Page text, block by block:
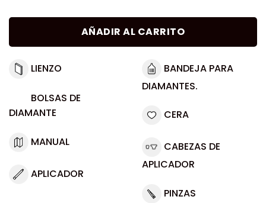
AÑADIR AL CARRITO
LIENZO
BOLSAS DE
DIAMANTE
MANUAL
APLICADOR
BANDEJA PARA
DIAMANTES.
CERA
CABEZAS DE
APLICADOR
PINZAS